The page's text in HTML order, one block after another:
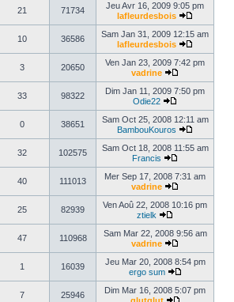
21 71734
Jeu Avr 16, 2009 9:05 pm
lafleurdesbois
10 36586
Sam Jan 31, 2009 12:15 am
lafleurdesbois
3 20650
Ven Jan 23, 2009 7:42 pm
vadrine
33 98322
Dim Jan 11, 2009 7:50 pm
Odie22
0 38651
Sam Oct 25, 2008 12:11 am
BambouKouros
32 102575
Sam Oct 18, 2008 11:55 am
Francis
40 111013
Mer Sep 17, 2008 7:31 am
vadrine
25 82939
Ven Aoû 22, 2008 10:16 pm
ztielk
47 110968
Sam Mar 22, 2008 9:56 am
vadrine
1 16039
Jeu Mar 20, 2008 8:54 pm
ergo sum
7 25946
Dim Mar 16, 2008 5:07 pm